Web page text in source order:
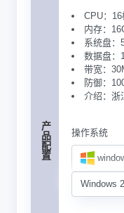
产品配置
CPU：16
内存：
系统盘：
数据盘：
带宽：
防御：
介绍：浙
操作系统